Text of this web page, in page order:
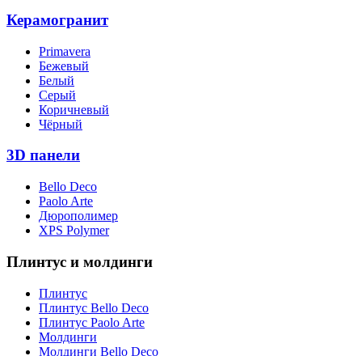
Керамогранит
Primavera
Бежевый
Белый
Серый
Коричневый
Чёрный
3D панели
Bello Deco
Paolo Arte
Дюрополимер
XPS Polymer
Плинтус и молдинги
Плинтус
Плинтус Bello Deco
Плинтус Paolo Arte
Молдинги
Молдинги Bello Deco